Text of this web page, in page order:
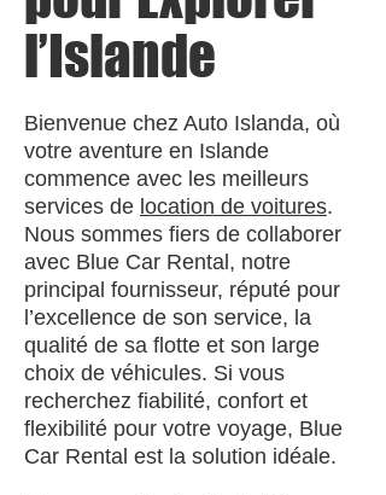
l’Islande
Bienvenue chez Auto Islanda, où
votre aventure en Islande
commence avec les meilleurs
services de location de voitures.
Nous sommes fiers de collaborer
avec Blue Car Rental, notre
principal fournisseur, réputé pour
l’excellence de son service, la
qualité de sa flotte et son large
choix de véhicules. Si vous
recherchez fiabilité, confort et
flexibilité pour votre voyage, Blue
Car Rental est la solution idéale.